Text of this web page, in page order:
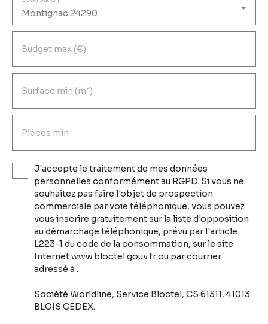
Montignac 24290
Budget max (€)
Surface min (m²)
Pièces min
J'accepte le traitement de mes données
personnelles conformément au RGPD. Si vous ne
souhaitez pas faire l'objet de prospection
commerciale par voie téléphonique, vous pouvez
vous inscrire gratuitement sur la liste d'opposition
au démarchage téléphonique, prévu par l'article
L223-1 du code de la consommation, sur le site
Internet www.bloctel.gouv.fr ou par courrier
adressé à :
Société Worldline, Service Bloctel, CS 61311, 41013
BLOIS CEDEX.